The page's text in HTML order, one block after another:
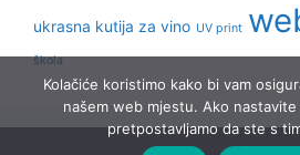
ukrasna kutija za vino UV print
škola
Kolačiće koristimo kako bi vam
našem web mjestu. Ako
pretpostavljamo da ste s